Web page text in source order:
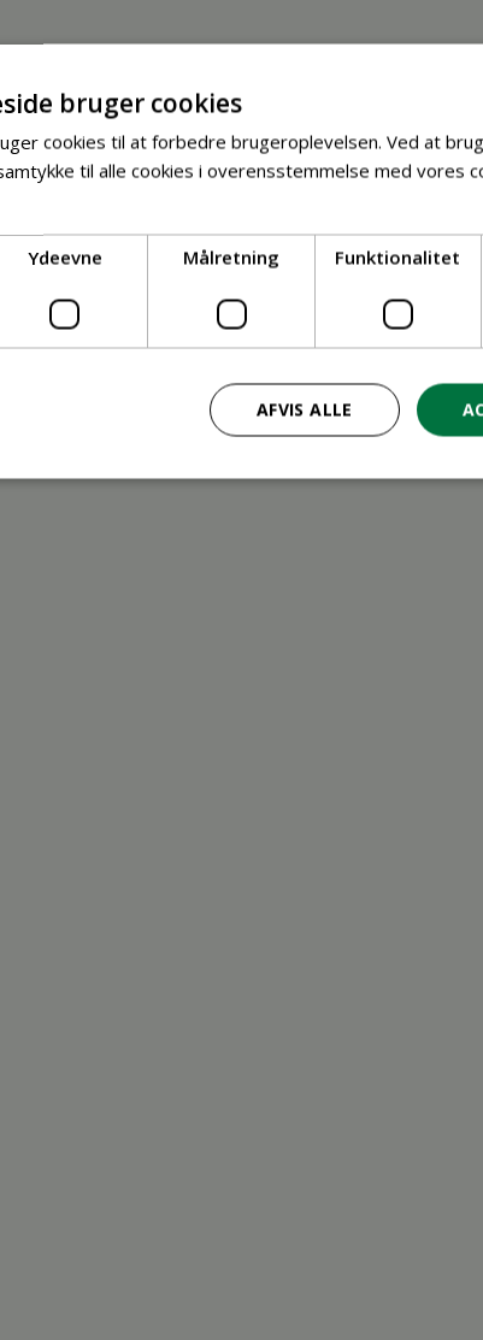
bruger cookies
cookies til at forbedre brugeroplevelsen. Ved at
til alle cookies i overensstemmelse med vores
Ydeevne Målretning Funktionalitet
AFVIS ALLE